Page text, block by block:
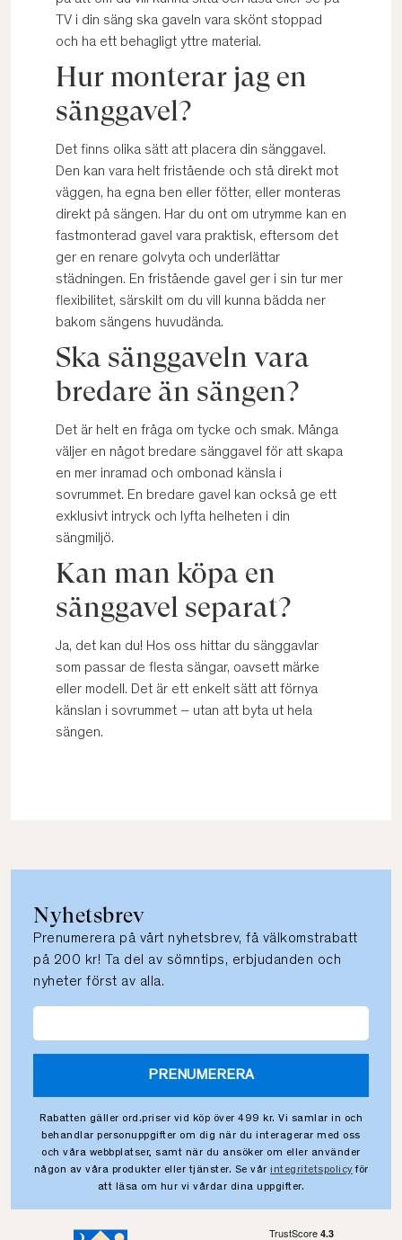
TV i din säng ska gaveln vara skönt stoppad
och ha ett behagligt yttre material.
Hur monterar jag en
sänggavel?
Det finns olika sätt att placera din sänggavel.
Den kan vara helt fristående och stå direkt mot
väggen, ha egna ben eller fötter, eller monteras
direkt på sängen. Har du ont om utrymme kan en
fastmonterad gavel vara praktisk, eftersom det
ger en renare golvyta och underlättar
städningen. En fristående gavel ger i sin tur mer
flexibilitet, särskilt om du vill kunna bädda ner
bakom sängens huvudända.
Ska sänggaveln vara
bredare än sängen?
Det är helt en fråga om tycke och smak. Många
väljer en något bredare sänggavel för att skapa
en mer inramad och ombonad känsla i
sovrummet. En bredare gavel kan också ge ett
exklusivt intryck och lyfta helheten i din
sängmiljö.
Kan man köpa en
sänggavel separat?
Ja, det kan du! Hos oss hittar du sänggavlar
som passar de flesta sängar, oavsett märke
eller modell. Det är ett enkelt sätt att förnya
känslan i sovrummet – utan att byta ut hela
sängen.
Nyhetsbrev
Prenumerera på vårt nyhetsbrev, få välkomstrabatt
på 200 kr! Ta del av sömntips, erbjudanden och
nyheter först av alla.
PRENUMERERA
Rabatten gäller ord.priser vid köp över 499 kr. Vi samlar in och
behandlar personuppgifter om dig när du interagerar med oss
och våra webbplatser, samt när du ansöker om eller använder
någon av våra produkter eller tjänster. Se vår integritetspolicy för
att läsa om hur vi vårdar dina uppgifter.